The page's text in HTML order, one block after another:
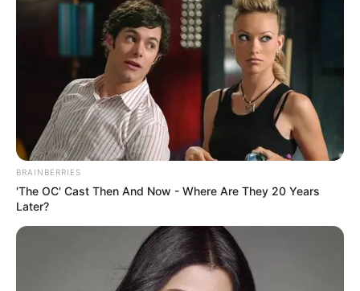
BRAINBERRIES
'The OC' Cast Then And Now - Where Are They 20 Years
Later?